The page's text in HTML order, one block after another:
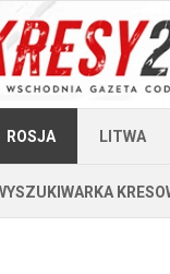
ROSJA LITWA